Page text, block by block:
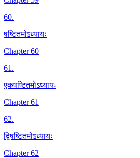
60.
षष्टितमोऽध्यायः
Chapter 60
61.
एकषष्टितमोऽध्यायः
Chapter 61
62.
द्विषष्टितमोऽध्यायः
Chapter 62